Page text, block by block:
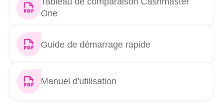
One
Guide de démarrage rapide
Manuel d'utilisation